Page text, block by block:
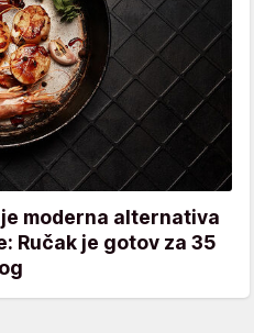
moderna alternativa
Ručak je gotov za 35